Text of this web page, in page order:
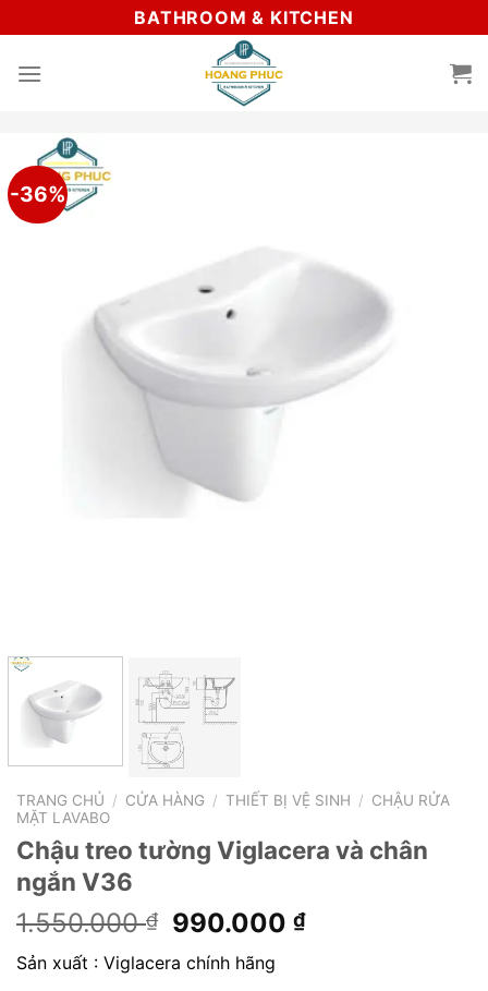
to
content
BATHROOM & KITCHEN
-36%
TRANG CHỦ / CỬA HÀNG / THIẾT BỊ VỆ SINH / CHẬU RỬA
MẶT LAVABO
Chậu treo tường Viglacera và chân
ngắn V36
1.550.000₫
Giá
gốc
là:
990.000₫Giá
Sản xuất : Viglacera chính hãng